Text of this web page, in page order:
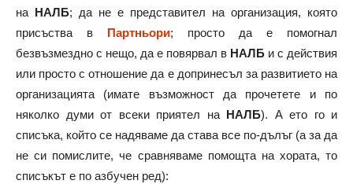
на НАЛБ; да не е представител на организация, която
присъства в
Партньори; просто да е помогнал
безвъзмездно с нещо, да е повярвал в НАЛБ и с действия
или просто с отношение да е допринесъл за развитието на
организацията (имате възможност да прочетете и по
няколко думи от всеки приятел на НАЛБ). А ето го и
списъка, който се надяваме да става все по-дълъг (а за да
не си помислите, че сравняваме помощта на хората, то
списъкът е по азбучен ред):